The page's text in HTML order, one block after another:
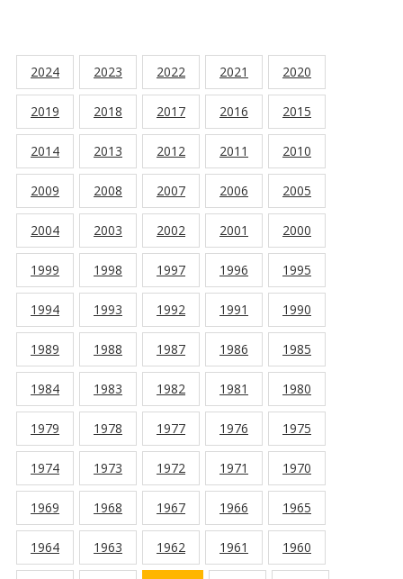
2024 2023 2022 2021 2020
2019 2018 2017 2016 2015
2014 2013 2012 2011 2010
2009 2008 2007 2006 2005
2004 2003 2002 2001 2000
1999 1998 1997 1996 1995
1994 1993 1992 1991 1990
1989 1988 1987 1986 1985
1984 1983 1982 1981 1980
1979 1978 1977 1976 1975
1974 1973 1972 1971 1970
1969 1968 1967 1966 1965
1964 1963 1962 1961 1960